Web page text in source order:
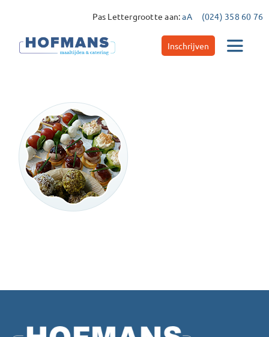
inhoud
Pas Lettergrootte aan:aA (024) 358 60 76
Inschrijven
Toggle
Maaltijdservice
Contact